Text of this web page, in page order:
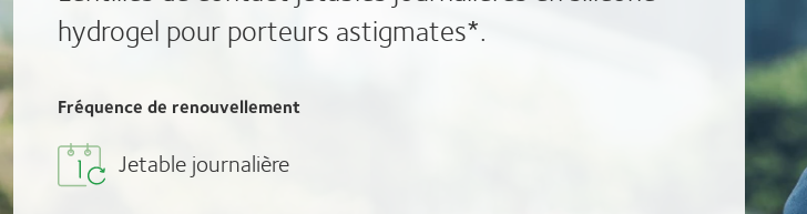
hydrogel pour porteurs astigmates*.
Fréquence de renouvellement
Jetable journalière